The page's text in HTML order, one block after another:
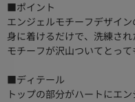
■ポイント
エンジェルモチーフデザイン
身に着けるだけで、洗練され
モチーフが沢山ついてとっ
■ディテール
トップの部分がハートにエ